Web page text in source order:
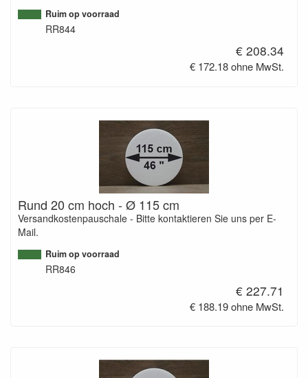
Ruim op voorraad
RR844
€ 208.34
€ 172.18 ohne MwSt.
Rund 20 cm hoch - Ø 115 cm
Versandkostenpauschale - Bitte kontaktieren Sie uns per E-
Mail.
Ruim op voorraad
RR846
€ 227.71
€ 188.19 ohne MwSt.